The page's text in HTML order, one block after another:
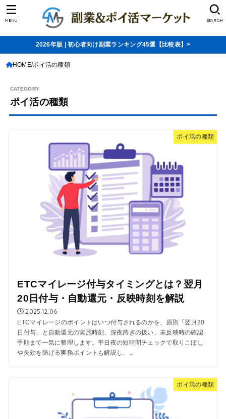
SEARCH
MENU
2026年版 | 初心者向け副業ランキング45選【比較表】>
HOME ポイ活の種類
ポイ活の種類
ポイ活の種類
ETCマイレージ付与タイミングとは？翌月
20日付与・自動還元・反映時刻を解説
2025.12.06
ETCマイレージのポイントはいつ付与されるのかを、原則「翌月20
日付与」と自動還元の実施時刻、深夜跨ぎの扱い、未反映時の確認
手順まで一気に整理します。平日夜の短時間チェックで取りこぼし
や失効を防げる実務ポイントも解説し、...
ポイ活の種類